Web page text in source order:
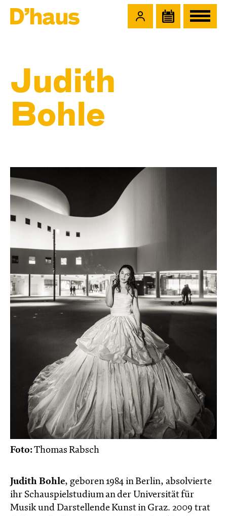
Judith
Bohle
Foto:Thomas Rabsch
Judith Bohle, geboren 1984 in Berlin, absolvierte
ihr Schauspielstudium an der Universität für
Musik und Darstellende Kunst in Graz. 2009 trat